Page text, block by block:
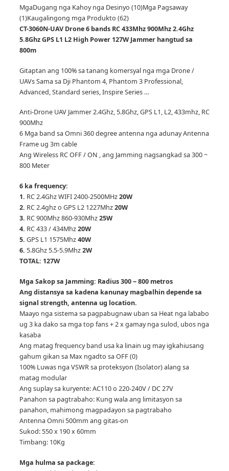
MgaDugang nga Kahoy nga Desinyo (10)Mga Pagsaway
(1)Kaugalingong mga Produkto (62)
CT-3060N-UAV Drone 6 bands RC 433Mhz 900Mhz 2.4Ghz
5.8Ghz GPS L1 L2 High Power 127W Jammer hangtud sa
800m
Gitaptan ang 100% sa tanang komersyal nga mga Drone /
UAVs Sama sa Dji Phantom 4, Phantom 3 Professional,
Advanced, Standard series, Inspire Series …
Anti-Drone UAV Jammer 2.4Ghz, 5.8Ghz, GPS L1, L2, 433mhz, RC
900Mhz
6 Mga band sa Omni 360 degree antenna nga adunay Antenna
Frame ug 3m cable
Ang Wireless RC OFF / ON , ang Jamming nagsangkad sa 300 ~
800 Meter
6 ka frequency:
1. RC 2.4Ghz WIFI 2400-2500MHz20W
2. RC 2.4ghz o GPS L2 1227Mhz20W
3. RC 900Mhz 860-930Mhz25W
4. RC 433 / 434Mhz20W
5. GPS L1 1575Mhz40W
6. 5.8Ghz 5.5-5.9Mhz2W
TOTAL: 127W
Mga Sakop sa Jamming: Radius 300 ~ 800 metros
Ang distansya sa kadena kanunay magbalhin depende sa
signal strength, antenna ug location.
Maayo nga sistema sa pagpabugnaw uban sa Heat nga lababo
ug 3 ka dako sa mga top fans + 2 x gamay nga sulod, ubos nga
kasaba
Ang matag frequency band usa ka linain ug may igkahiusang
gahum gikan sa Max ngadto sa OFF (0)
100% Luwas nga VSWR sa proteksyon (Isolator) alang sa
matag modular
Ang suplay sa kuryente: AC110 o 220-240V / DC 27V
Panahon sa pagtrabaho: Kung wala ang limitasyon sa
panahon, mahimong magpadayon sa pagtrabaho
Antenna Omni 500mm ang gitas-on
Sukod: 550 x 190 x 60mm
Timbang: 10Kg
Mga hulma sa package: